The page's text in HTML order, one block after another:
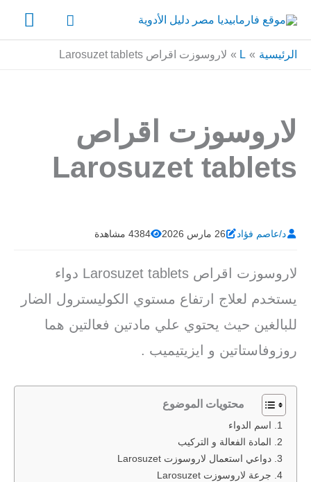
إلى
المحتوى
البحث
الرئيسية L لاروسوزت اقراص Larosuzet tablets
لاروسوزت اقراص
Larosuzet tablets
د/عاصم فؤاد 26 مارس 2026 4384 مشاهدة
لاروسوزت اقراص Larosuzet tablets دواء
يستخدم لعلاج ارتفاع مستوي الكوليسترول الضار
للبالغين حيث يحتوي علي مادتين فعالتين هما
روزوفاستاتين و ايزيتيميب .
محتويات الموضوع
اسم الدواء
المادة الفعالة و التركيب
دواعي استعمال لاروسوزت Larosuzet
جرعة لاروسوزت Larosuzet